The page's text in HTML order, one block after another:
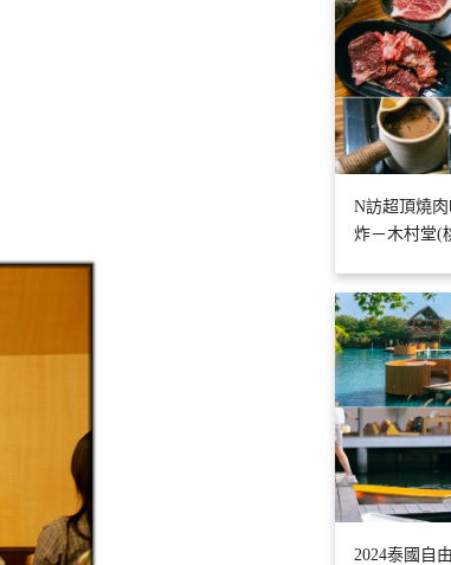
N訪超頂燒
炸－木村堂(
2024泰國自